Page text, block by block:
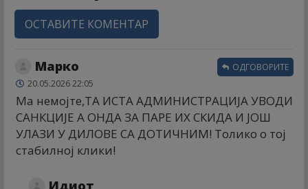
ОСТАВИТЕ КОМЕНТАР
Марко
20.05.2026 22:05
Ма немојте,ТА ИСТА АДМИНИСТРАЦИЈА УВОДИ
САНКЦИЈЕ А ОНДА ЗА ПАРЕ ИХ СКИДА И ЈОШ
УЛАЗИ У ДИЛОВЕ СА ДОТИЧНИМ! Толико о тој
стабилној клики!
ОДГОВОРИТЕ